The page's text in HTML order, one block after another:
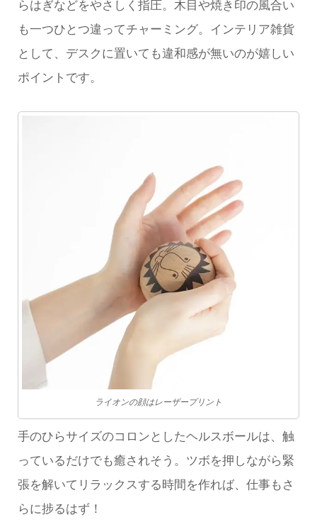
らはぎなどをやさしく指圧。木目や焼き印の風合い
も一つひとつ違ってチャーミング。インテリア雑貨
として、デスクに置いても違和感が無いのが嬉しい
ポイントです。
ライオンの顔はレーザープリント
手のひらサイズのコロンとしたヘルスボールは、触
っているだけでも癒されそう。ツボを押しながら緊
張を解いてリラックスする時間を作れば、仕事もさ
らに捗るはず！